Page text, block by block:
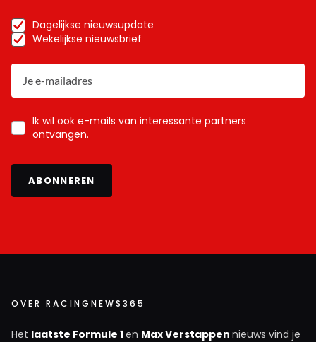
Dagelijkse nieuwsupdate
Wekelijkse nieuwsbrief
Ik wil ook e-mails van interessante partners
ontvangen.
ABONNEREN
OVER RACINGNEWS365
Het laatste Formule 1en Max Verstappen nieuws vind je